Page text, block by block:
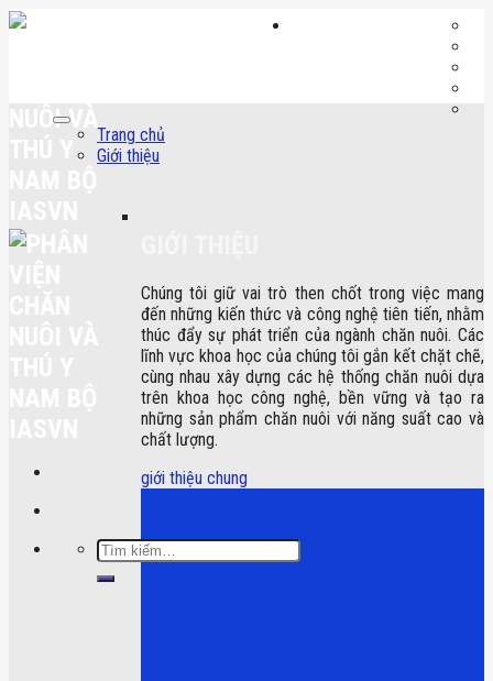
Skip
Tìm
kiếm:
Trang chủ
Giới thiệu
Chúng tôi giữ vai trò then chốt trong việc mang
đến những kiến thức và công nghệ tiên tiến, nhằm
thúc đẩy sự phát triển của ngành chăn nuôi. Các
lĩnh vực khoa học của chúng tôi gắn kết chặt chẽ,
cùng nhau xây dựng các hệ thống chăn nuôi dựa
trên khoa học công nghệ, bền vững và tạo ra
những sản phẩm chăn nuôi với năng suất cao và
chất lượng.
giới thiệu chung